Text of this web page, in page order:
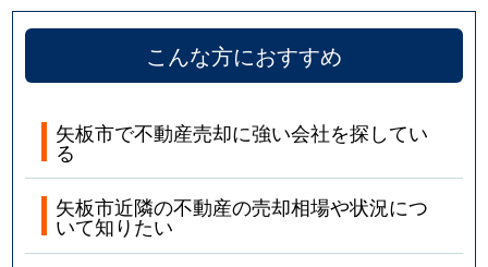
こんな方におすすめ
矢板市で不動産売却に強い会社を探してい
る
矢板市近隣の不動産の売却相場や状況につ
いて知りたい